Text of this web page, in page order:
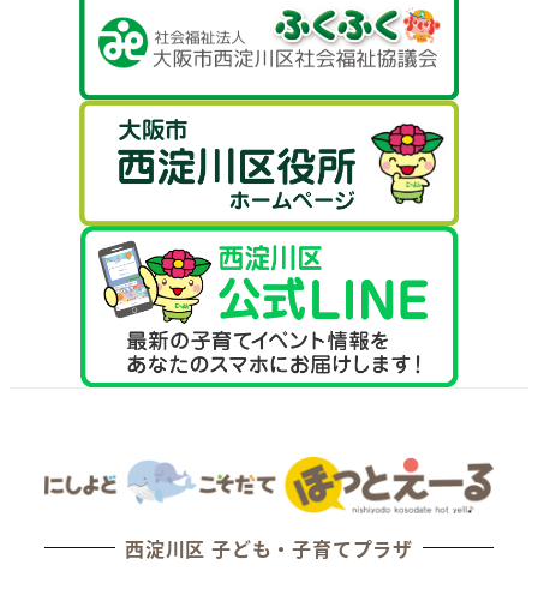
西淀川区 子ども・子育てプラザ